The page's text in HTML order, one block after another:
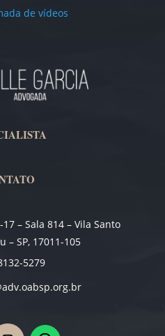
de vídeos
– Sala 814 – Vila Santo
– SP, 17011-105
5279